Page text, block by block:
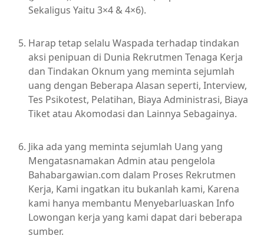
Sekaligus Yaitu 3×4 & 4×6).
Harap tetap selalu Waspada terhadap tindakan
aksi penipuan di Dunia Rekrutmen Tenaga Kerja
dan Tindakan Oknum yang meminta sejumlah
uang dengan Beberapa Alasan seperti, Interview,
Tes Psikotest, Pelatihan, Biaya Administrasi, Biaya
Tiket atau Akomodasi dan Lainnya Sebagainya.
Jika ada yang meminta sejumlah Uang yang
Mengatasnamakan Admin atau pengelola
Bahabargawian.com dalam Proses Rekrutmen
Kerja, Kami ingatkan itu bukanlah kami, Karena
kami hanya membantu Menyebarluaskan Info
Lowongan kerja yang kami dapat dari beberapa
sumber.